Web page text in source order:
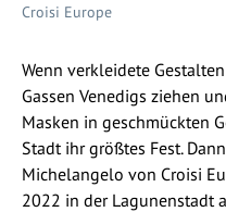
Croisi Europe
Wenn verkleidete
Gassen Venedigs ziehen
Masken in geschmückten
Stadt ihr größtes Fest.
Michelangelo von Croisi
2022 in der Lagunenstadt